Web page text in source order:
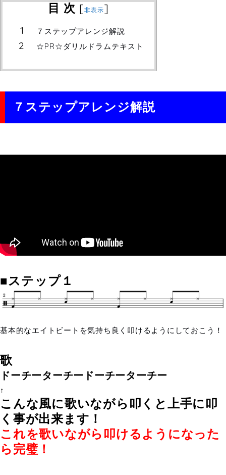
目 次 [非表示]
７ステップアレンジ解説
☆PR☆ダリルドラムテキスト
７ステップアレンジ解説
■ステップ１
基本的なエイトビートを気持ち良く叩けるようにしておこう！
歌
ドーチーターチードーチーターチー
↑
こんな風に歌いながら叩くと上手に叩
く事が出来ます！
これを歌いながら叩けるようになった
ら完璧！